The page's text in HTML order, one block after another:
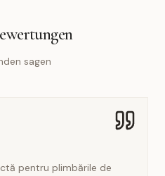
sagen
pentru plimbările de